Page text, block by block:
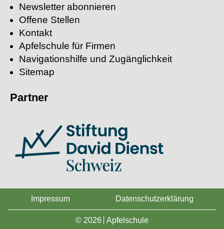
Newsletter abonnieren
Offene Stellen
Kontakt
Apfelschule für Firmen
Navigationshilfe und Zugänglichkeit
Sitemap
Partner
Impressum Datenschutzerklärung
© 2026 Apfelschule